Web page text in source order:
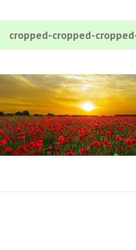
cropped-cropped-